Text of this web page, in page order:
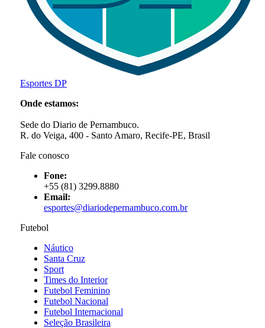
Esportes DP
Onde estamos:
Sede do Diario de Pernambuco.
R. do Veiga, 400 - Santo Amaro, Recife-PE, Brasil
Fale conosco
Fone:
+55 (81) 3299.8880
Email:
esportes@diariodepernambuco.com.br
Futebol
Náutico
Santa Cruz
Sport
Times do Interior
Futebol Feminino
Futebol Nacional
Futebol Internacional
Seleção Brasileira